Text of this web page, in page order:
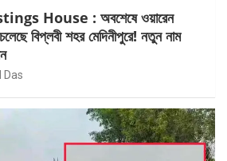
House : অবশেষে ওয়ারেন
বিপ্লবী শহর মেদিনীপুরে! নতুন নাম
Das